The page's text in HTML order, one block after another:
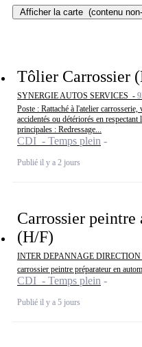
Afficher la carte (contenu
Tôlier Carrossier
SYNERGIE AUTOS SERVICES -
Poste : Rattaché à l'atelier
accidentés ou détériorés en
principales : Redressage...
CDI - Temps plein
Publié il y a 2 jours
Carrossier peintre
(H/F)
INTER DEPANNAGE
carrossier peintre préparateur en
CDI - Temps plein
Publié il y a 5 jours